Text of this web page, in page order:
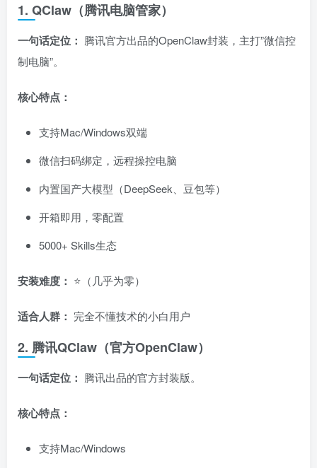
1. QClaw（腾讯电脑管家）
一句话定位： 腾讯官方出品的OpenClaw封装，主打”微信控
制电脑”。
核心特点：
支持Mac/Windows双端
微信扫码绑定，远程操控电脑
内置国产大模型（DeepSeek、豆包等）
开箱即用，零配置
5000+ Skills生态
安装难度： ⭐（几乎为零）
适合人群： 完全不懂技术的小白用户
2. 腾讯QClaw（官方OpenClaw）
一句话定位： 腾讯出品的官方封装版。
核心特点：
支持Mac/Windows